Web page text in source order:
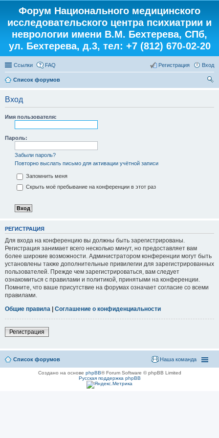
Форум Национального медицинского
исследовательского центра психиатрии и
неврологии имени В.М. Бехтерева, СПб,
ул. Бехтерева, д.3, тел: +7 (812) 670-02-20
Ссылки FAQ Вход
Регистрация
Список форумов
Вход
Имя пользователя:
Пароль:
Забыли пароль?
Повторно выслать письмо для активации учётной записи
Запомнить меня
Скрыть моё пребывание на конференции в этот раз
РЕГИСТРАЦИЯ
Для входа на конференцию вы должны быть зарегистрированы.
Регистрация занимает всего несколько минут, но предоставляет вам
более широкие возможности. Администратором конференции могут быть
установлены также дополнительные привилегии для зарегистрированных
пользователей. Прежде чем зарегистрироваться, вам следует
ознакомиться с правилами и политикой, принятыми на конференции.
Помните, что ваше присутствие на форумах означает согласие со всеми
правилами.
Общие правила | Соглашение о конфиденциальности
Регистрация
Список форумов Наша команда
Создано на основе phpBB® Forum Software © phpBB Limited
Русская поддержка phpBB